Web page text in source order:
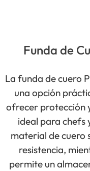
Funda de
La funda de cuero
una opción
ofrecer protección
ideal para chefs
material de cuero
resistencia,
permite un